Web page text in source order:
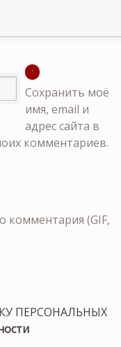
Сохранить моё
имя, email и
адрес сайта в
комментариев.
комментария (GIF,
ПЕРСОНАЛЬНЫХ